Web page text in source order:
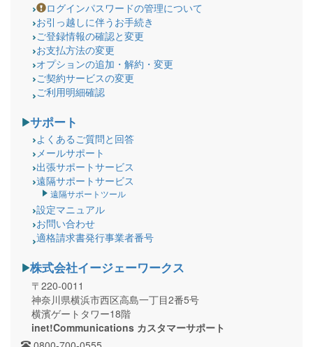
ログインパスワードの管理について
お引っ越しに伴うお手続き
ご登録情報の確認と変更
お支払方法の変更
オプションの追加・解約・変更
ご契約サービスの変更
ご利用明細確認
サポート
よくあるご質問と回答
メールサポート
出張サポートサービス
遠隔サポートサービス
遠隔サポートツール
設定マニュアル
お問い合わせ
適格請求書発行事業者番号
株式会社イージェーワークス
〒220-0011
神奈川県横浜市西区高島一丁目2番5号
横濱ゲートタワー18階
inet!Communications カスタマーサポート